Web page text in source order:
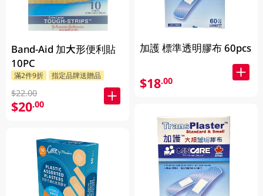
Band-Aid 加大形便利貼
10PC
滿2件9折 指定品牌送贈品
$22.00
$20.00
加護 標準透明膠布 60pcs
$18.00